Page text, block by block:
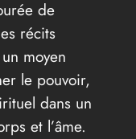
de
récits
moyen
le pouvoir,
dans un
et l’âme.